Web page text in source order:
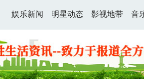
娱乐新闻 明星动态 影视地带 音